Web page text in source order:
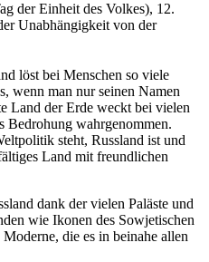
der Einheit des Volkes), 12.
Unabhängigkeit von der
löst bei Menschen so viele
wenn man nur seinen Namen
Land der Erde weckt bei vielen
Bedrohung wahrgenommen.
steht, Russland ist und
Land mit freundlichen
dank der vielen Paläste und
wie Ikonen des Sowjetischen
die es in beinahe allen